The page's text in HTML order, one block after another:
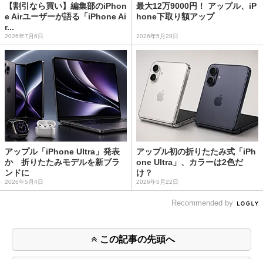
【割引なら買い】編集部のiPhon
e Airユーザーが語る「iPhone Ai
r...
2026年7月6日
最大12万9000円！ アップル、iP
hone下取り額アップ
2026年5月28日
アップル「iPhone Ultra」発表
か 折りたたみモデルを新ブラ
ンドに
2026年5月4日
アップル初の折りたたみ式「iPh
one Ultra」、カラーは2色だ
け？
2026年5月22日
Recommended by
この記事の先頭へ